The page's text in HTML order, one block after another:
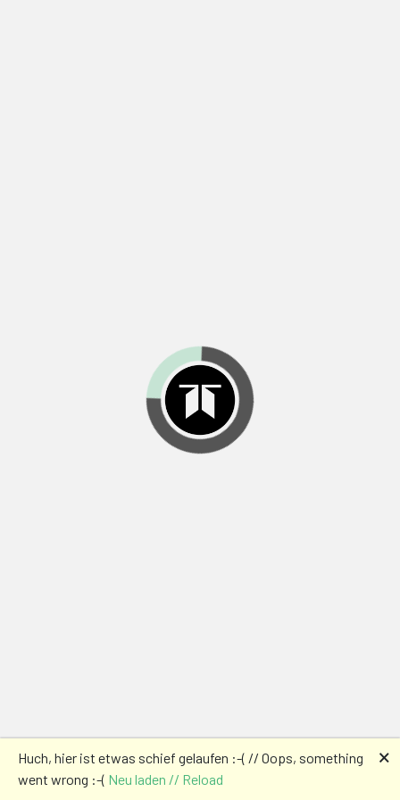
Huch, hier ist etwas schief gelaufen :-( // Oops, something
went wrong :-( Neu laden // Reload
🗙